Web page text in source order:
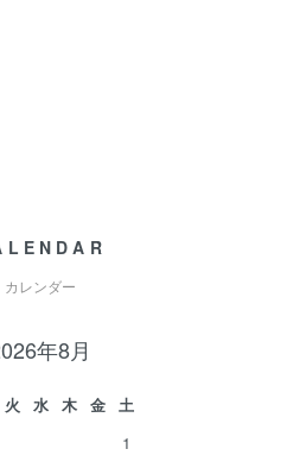
カレンダー
年8月
火 水 木 金
土
1